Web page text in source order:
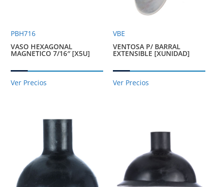
PBH716
VASO HEXAGONAL
MAGNETICO 7/16″ [X5U]
Ver Precios
VBE
VENTOSA P/ BARRAL
EXTENSIBLE [XUNIDAD]
Ver Precios